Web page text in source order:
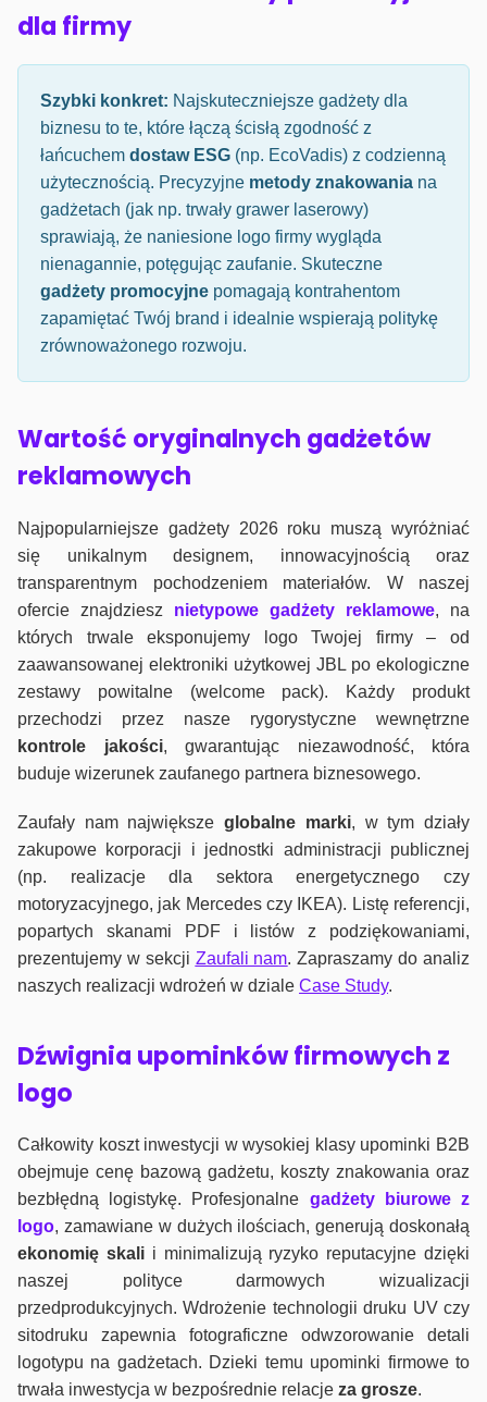
dla firmy
Szybki konkret: Najskuteczniejsze gadżety dla
biznesu to te, które łączą ścisłą zgodność z
łańcuchem dostaw ESG (np. EcoVadis) z codzienną
użytecznością. Precyzyjne metody znakowania na
gadżetach (jak np. trwały grawer laserowy)
sprawiają, że naniesione logo firmy wygląda
nienagannie, potęgując zaufanie. Skuteczne
gadżety promocyjne pomagają kontrahentom
zapamiętać Twój brand i idealnie wspierają politykę
zrównoważonego rozwoju.
Wartość oryginalnych gadżetów
reklamowych
Najpopularniejsze gadżety 2026 roku muszą wyróżniać
się unikalnym designem, innowacyjnością oraz
transparentnym pochodzeniem materiałów. W naszej
ofercie znajdziesz nietypowe gadżety reklamowe, na
których trwale eksponujemy logo Twojej firmy – od
zaawansowanej elektroniki użytkowej JBL po ekologiczne
zestawy powitalne (welcome pack). Każdy produkt
przechodzi przez nasze rygorystyczne wewnętrzne
kontrole jakości, gwarantując niezawodność, która
buduje wizerunek zaufanego partnera biznesowego.
Zaufały nam największeglobalne marki, w tym działy
zakupowe korporacji i jednostki administracji publicznej
(np. realizacje dla sektora energetycznego czy
motoryzacyjnego, jak Mercedes czy IKEA). Listę referencji,
popartych skanami PDF i listów z podziękowaniami,
prezentujemy w sekcji Zaufali nam. Zapraszamy do analiz
naszych realizacji wdrożeń w dziale Case Study.
Dźwignia upominków firmowych z
logo
Całkowity koszt inwestycji w wysokiej klasy upominki B2B
obejmuje cenę bazową gadżetu, koszty znakowania oraz
bezbłędną logistykę. Profesjonalne gadżety biurowe z
logo, zamawiane w dużych ilościach, generują doskonałą
ekonomię skalii minimalizują ryzyko reputacyjne dzięki
naszej polityce darmowych wizualizacji
przedprodukcyjnych. Wdrożenie technologii druku UV czy
sitodruku zapewnia fotograficzne odwzorowanie detali
logotypu na gadżetach. Dzieki temu upominki firmowe to
trwała inwestycja w bezpośrednie relacje za grosze.